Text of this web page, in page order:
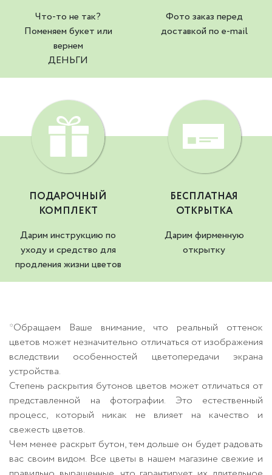
Что-то не так?
Поменяем букет или
вернем
ДЕНЬГИ
Фото заказ перед
доставкой по e-mail
ПОДАРОЧНЫЙ
КОМПЛЕКТ
Дарим инструкцию по
уходу и средство для
продления жизни цветов
БЕСПЛАТНАЯ
ОТКРЫТКА
Дарим фирменную
открытку
*Обращаем Ваше внимание, что реальный оттенок
цветов может незначительно отличаться от изображения
вследствии особенностей цветопередачи экрана
устройства.
Степень раскрытия бутонов цветов может отличаться от
представленной на фотографии. Это естественный
процесс, который никак не влияет на качество и
свежесть цветов.
Чем менее раскрыт бутон, тем дольше он будет радовать
вас своим видом. Все цветы в нашем магазине свежие и